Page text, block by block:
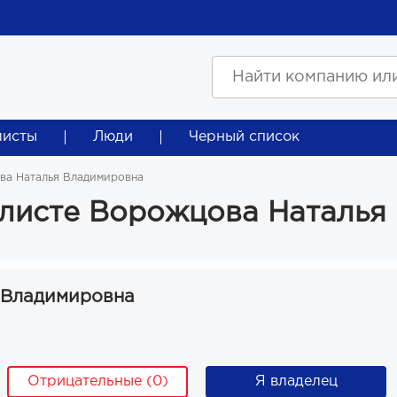
Люди Черный список
Наталья Владимировна
Ворожцова Наталья
Отрицательные (0) Я владелец